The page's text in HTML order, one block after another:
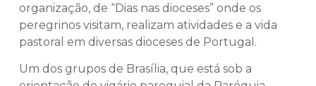
organização, de “Dias nas dioceses” onde os
peregrinos visitam, realizam atividades e a vida
pastoral em diversas dioceses de Portugal.
Um dos grupos de Brasília, que está sob a